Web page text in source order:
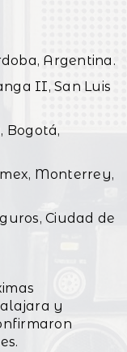
Argentina.
II, San Luis
Bogotá,
Monterrey,
Ciudad de
y